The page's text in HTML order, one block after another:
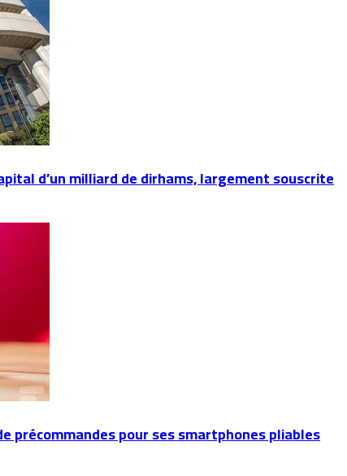
d’un milliard de dirhams, largement souscrite
précommandes pour ses smartphones pliables